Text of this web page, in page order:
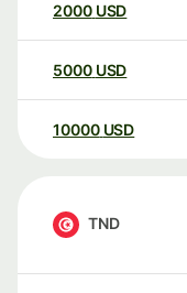
2000 USD
5000 USD
10000 USD
TND